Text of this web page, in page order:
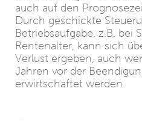
auch auf den
Durch geschickte
Betriebsaufgabe, z.B. bei
Rentenalter, kann sich
Verlust ergeben, auch
Jahren vor der
erwirtschaftet werden.